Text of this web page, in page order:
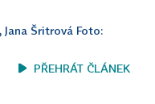
Jana Šritrová Foto:
PŘEHRÁT ČLÁNEK